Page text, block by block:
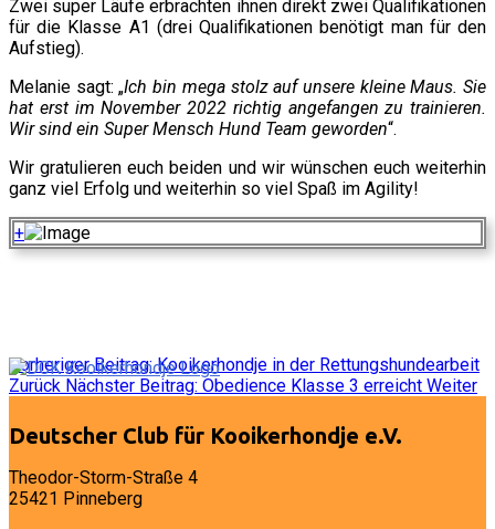
Zwei super Läufe erbrachten ihnen direkt zwei Qualifikationen
für die Klasse A1 (drei Qualifikationen benötigt man für den
Aufstieg).
Melanie sagt: „Ich bin mega stolz auf unsere kleine Maus. Sie
hat erst im November 2022 richtig angefangen zu trainieren.
Wir sind ein Super Mensch Hund Team geworden“.
Wir gratulieren euch beiden und wir wünschen euch weiterhin
ganz viel Erfolg und weiterhin so viel Spaß im Agility!
+
Vorheriger Beitrag: Kooikerhondje in der Rettungshundearbeit
Zurück Nächster Beitrag: Obedience Klasse 3 erreicht Weiter
Deutscher Club für Kooikerhondje e.V.
Theodor-Storm-Straße 4
25421 Pinneberg